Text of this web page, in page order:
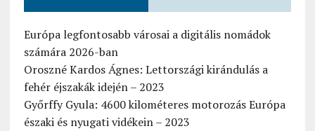
Európa legfontosabb városai a digitális nomádok
számára 2026-ban
Oroszné Kardos Ágnes: Lettországi kirándulás a
fehér éjszakák idején – 2023
Győrffy Gyula: 4600 kilométeres motorozás Európa
északi és nyugati vidékein – 2023